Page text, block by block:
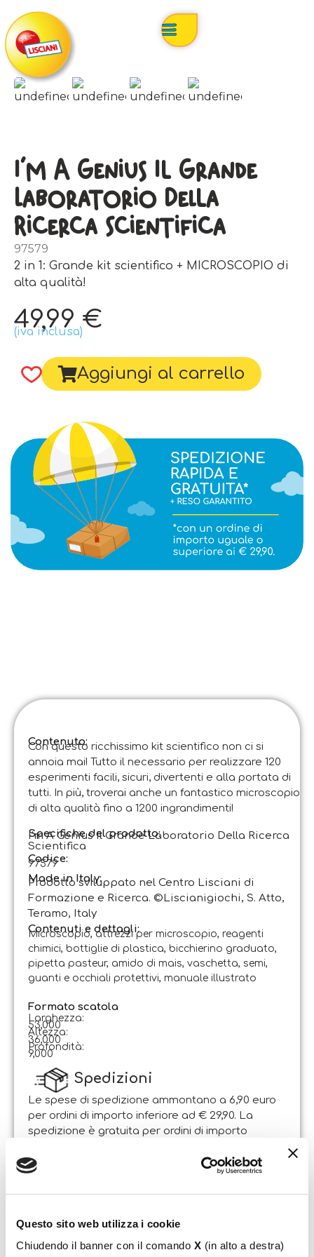
Questo sito web utilizza i cookie
Chiudendo il banner con il comando X (in alto a destra)
I’m A Genius Il Grande
Laboratorio Della
Ricerca Scientifica
97579
2 in 1: Grande kit scientifico + MICROSCOPIO di
alta qualità!
49,99€
(iva inclusa)
Aggiungi al carrello
Contenuto:
Con questo ricchissimo kit scientifico non ci si
annoia mai! Tutto il necessario per realizzare 120
esperimenti facili, sicuri, divertenti e alla portata di
tutti. In più, troverai anche un fantastico microscopio
di alta qualità fino a 1200 ingrandimenti!
Specifiche del prodotto:
I’m A Genius Il Grande Laboratorio Della Ricerca
Scientifica
Codice:
97579
Made in Italy:
Prodotto sviluppato nel Centro Lisciani di
Formazione e Ricerca. ©Liscianigiochi, S. Atto,
Teramo, Italy
Contenuti e dettagli:
Microscopio, attrezzi per microscopio, reagenti
chimici, bottiglie di plastica, bicchierino graduato,
pipetta pasteur, amido di mais, vaschetta, semi,
guanti e occhiali protettivi, manuale illustrato
Formato scatola
Larghezza:
53,000
Altezza:
36,000
Profondità:
9,000
Spedizioni
Le spese di spedizione ammontano a 6,90 euro
per ordini di importo inferiore ad € 29,90. La
spedizione è gratuita per ordini di importo
Il pacco sarà spedito entro 1-2 giorni lavorativi
Il Cliente può esercitare il diritto di recesso entro e